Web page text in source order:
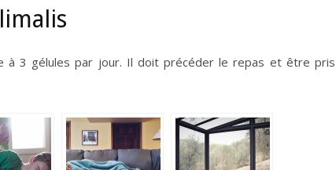
à 3 gélules par jour. Il doit précéder le repas et être pris